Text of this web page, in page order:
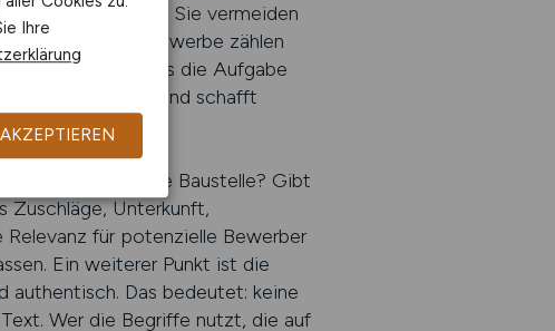
eingehen. Sie vermeiden
Im Baugewerbe zählen
benennt, was die Aufgabe
Verbindlichkeit und schafft
befindet sich die Baustelle? Gibt
Zuschläge, Unterkunft,
für potenzielle Bewerber
Ein weiterer Punkt ist die
authentisch. Das bedeutet: keine
Wer die Begriffe nutzt, die auf
Ihre